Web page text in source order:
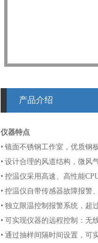
产品介绍
仪器特点
• 镜面不锈钢工作室，优质钢
• 设计合理的风道结构，微风
• 控温仪采用高速、高性能
• 控温仪自带传感器故障报警
• 独立限温控制报警系统，超
• 可实现仪器的远程控制：无
• 通过抽样间隔时间设置，可